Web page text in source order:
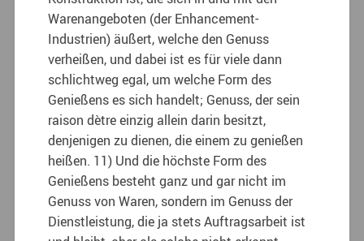
Warenangeboten (der Enhancement-
Industrien) äußert, welche den Genuss
verheißen, und dabei ist es für viele dann
schlichtweg egal, um welche Form des
Genießens es sich handelt; Genuss, der sein
raison dètre einzig allein darin besitzt,
denjenigen zu dienen, die einem zu genießen
heißen. 11) Und die höchste Form des
Genießens besteht ganz und gar nicht im
Genuss von Waren, sondern im Genuss der
Dienstleistung, die ja stets Auftragsarbeit ist